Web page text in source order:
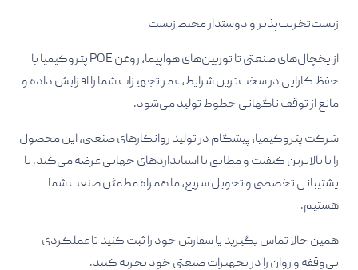
زیست‌تخریب‌پذیر و دوستدار محیط زیست
از یخچال‌های صنعتی تا توربین‌های هواپیما، روغن POE پتروکیمیا با
حفظ کارایی در سخت‌ترین شرایط، عمر تجهیزات شما را افزایش داده و
مانع از توقف ناگهانی خطوط تولید می‌شود.
شرکت پتروکیمیا، پیشگام در تولید روانکارهای صنعتی، این محصول
را با بالاترین کیفیت و مطابق با استانداردهای جهانی عرضه می‌کند. با
پشتیبانی تخصصی و تحویل سریع، ما همراه مطمئن صنعت شما
هستیم.
همین حالا تماس بگیرید یا سفارش خود را ثبت کنید تا عملکردی
بی‌وقفه و روان را در تجهیزات صنعتی خود تجربه کنید.